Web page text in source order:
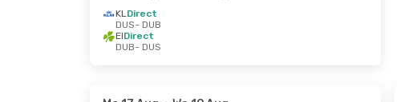
KLDirect
DUS- DUB
EIDirect
DUB- DUS